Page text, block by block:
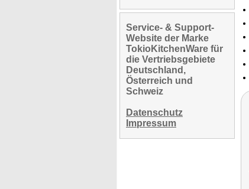
Service- & Support-
Website der Marke
TokioKitchenWare für
die Vertriebsgebiete
Deutschland,
Österreich und
Schweiz
Datenschutz
Impressum